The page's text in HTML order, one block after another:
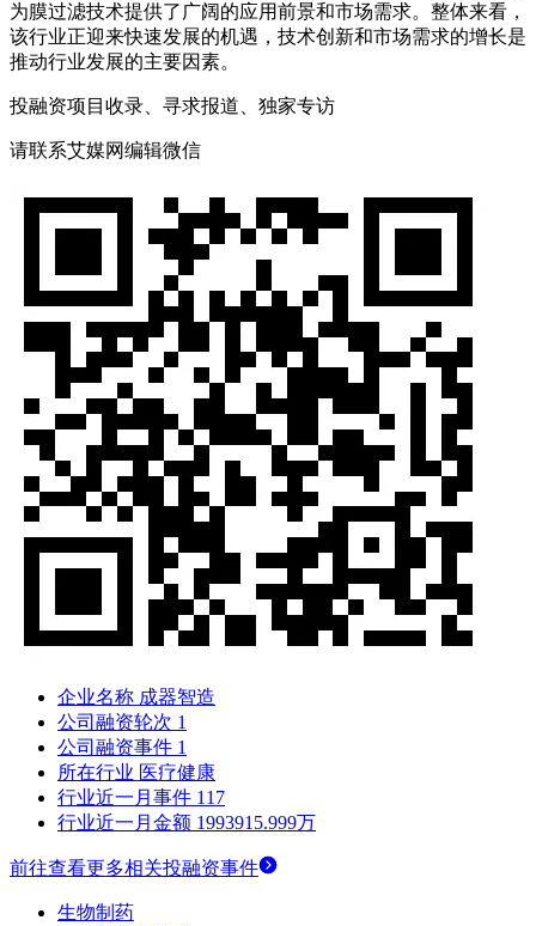
为膜过滤技术提供了广阔的应用前景和市场需求。整体来看，
该行业正迎来快速发展的机遇，技术创新和市场需求的增长是
推动行业发展的主要因素。
投融资项目收录、寻求报道、独家专访
请联系艾媒网编辑微信
企业名称 成器智造
公司融资轮次 1
公司融资事件 1
所在行业 医疗健康
行业近一月事件 117
行业近一月金额 1993915.999万
前往查看更多相关投融资事件
生物制药